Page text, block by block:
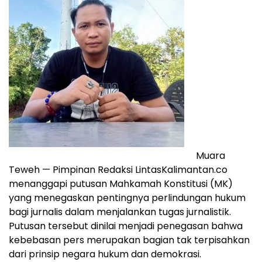
Muara
Teweh — Pimpinan Redaksi LintasKalimantan.co
menanggapi putusan Mahkamah Konstitusi (MK)
yang menegaskan pentingnya perlindungan hukum
bagi jurnalis dalam menjalankan tugas jurnalistik.
Putusan tersebut dinilai menjadi penegasan bahwa
kebebasan pers merupakan bagian tak terpisahkan
dari prinsip negara hukum dan demokrasi.